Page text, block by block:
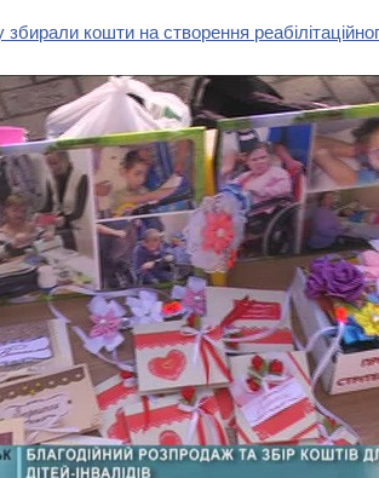
збирали кошти на створення